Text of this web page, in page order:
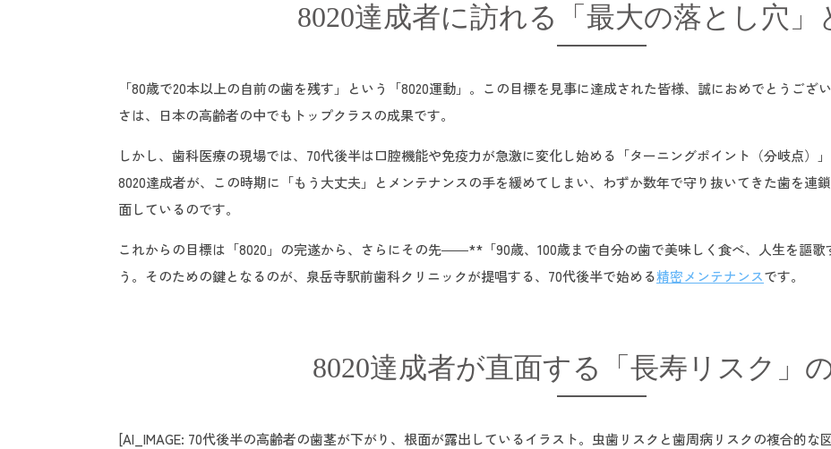
8020達成者に訪れる「最大の落とし穴」
「80歳で20本以上の自前の歯を残す」という「8020運動」。この目標を見事に達成された皆様、誠におめでとうご
さは、日本の高齢者の中でもトップクラスの成果です。
しかし、歯科医療の現場では、70代後半は口腔機能や免疫力が急激に変化し始める「ターニングポイント（分岐点）
8020達成者が、この時期に「もう大丈夫」とメンテナンスの手を緩めてしまい、わずか数年で守り抜いてきた歯を連
面しているのです。
これからの目標は「8020」の完遂から、さらにその先――**「90歳、100歳まで自分の歯で美味しく食べ、人生を謳
う。そのための鍵となるのが、泉岳寺駅前歯科クリニックが提唱する、70代後半で始める精密メンテナンスです。
8020達成者が直面する「長寿リスク」
[AI_IMAGE: 70代後半の高齢者の歯茎が下がり、根面が露出しているイラスト。虫歯リスクと歯周病リスクの複合的な